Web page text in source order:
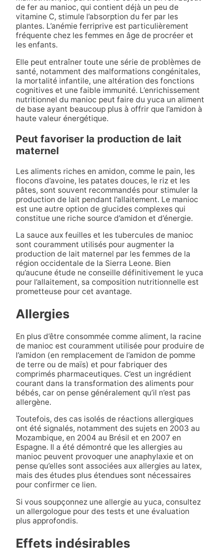
de fer au manioc, qui contient déjà un peu de
vitamine C, stimule l’absorption du fer par les
plantes. L’anémie ferriprive est particulièrement
fréquente chez les femmes en âge de procréer et
les enfants.
Elle peut entraîner toute une série de problèmes de
santé, notamment des malformations congénitales,
la mortalité infantile, une altération des fonctions
cognitives et une faible immunité. L’enrichissement
nutritionnel du manioc peut faire du yuca un aliment
de base ayant beaucoup plus à offrir que l’amidon à
haute valeur énergétique.
Peut favoriser la production de lait
maternel
Les aliments riches en amidon, comme le pain, les
flocons d’avoine, les patates douces, le riz et les
pâtes, sont souvent recommandés pour stimuler la
production de lait pendant l’allaitement. Le manioc
est une autre option de glucides complexes qui
constitue une riche source d’amidon et d’énergie.
La sauce aux feuilles et les tubercules de manioc
sont couramment utilisés pour augmenter la
production de lait maternel par les femmes de la
région occidentale de la Sierra Leone. Bien
qu’aucune étude ne conseille définitivement le yuca
pour l’allaitement, sa composition nutritionnelle est
prometteuse pour cet avantage.
Allergies
En plus d’être consommée comme aliment, la racine
de manioc est couramment utilisée pour produire de
l’amidon (en remplacement de l’amidon de pomme
de terre ou de maïs) et pour fabriquer des
comprimés pharmaceutiques. C’est un ingrédient
courant dans la transformation des aliments pour
bébés, car on pense généralement qu’il n’est pas
allergène.
Toutefois, des cas isolés de réactions allergiques
ont été signalés, notamment des sujets en 2003 au
Mozambique, en 2004 au Brésil et en 2007 en
Espagne. Il a été démontré que les allergies au
manioc peuvent provoquer une anaphylaxie et on
pense qu’elles sont associées aux allergies au latex,
mais des études plus étendues sont nécessaires
pour confirmer ce lien.
Si vous soupçonnez une allergie au yuca, consultez
un allergologue pour des tests et une évaluation
plus approfondis.
Effets indésirables